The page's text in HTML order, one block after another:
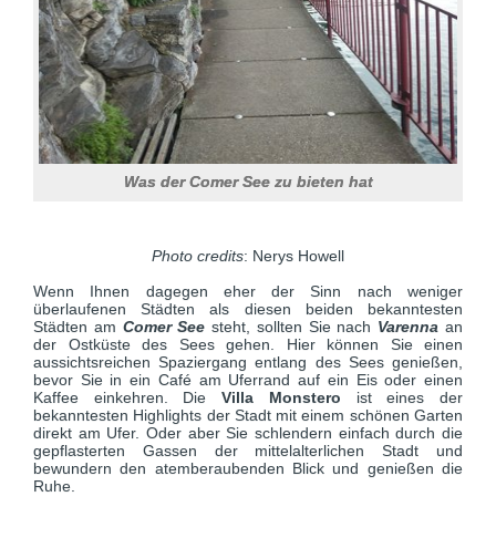
Was der Comer See zu bieten hat
Photo credits: Nerys Howell
Wenn Ihnen dagegen eher der Sinn nach weniger
überlaufenen Städten als diesen beiden bekanntesten
Städten am Comer See steht, sollten Sie nach Varenna an
der Ostküste des Sees gehen. Hier können Sie einen
aussichtsreichen Spaziergang entlang des Sees genießen,
bevor Sie in ein Café am Uferrand auf ein Eis oder einen
Kaffee einkehren. DieVilla Monstero ist eines der
bekanntesten Highlights der Stadt mit einem schönen Garten
direkt am Ufer. Oder aber Sie schlendern einfach durch die
gepflasterten Gassen der mittelalterlichen Stadt und
bewundern den atemberaubenden Blick und genießen die
Ruhe.